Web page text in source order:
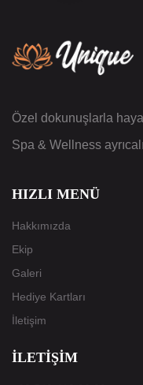
Özel dokunuşlarla
Spa & Wellness
HIZLI MENÜ
Hakkımızda
Ekip
Galeri
Hediye Kartları
İletişim
İLETIŞIM